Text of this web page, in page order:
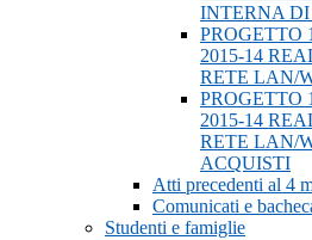
INTERNA DI
PROGETTO
2015-14
RETE LAN/
PROGETTO
2015-14
RETE LAN/
ACQUISTI
Atti precedenti al 4
Comunicati e
Studenti e famiglie